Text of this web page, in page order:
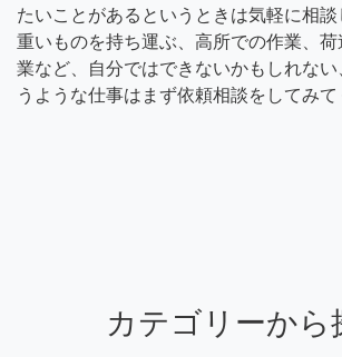
たいことがあるというときは気軽に相談
重いものを持ち運ぶ、高所での作業、
業など、自分ではできないかもしれな
うような仕事はまず依頼相談をしてみて
カテゴリーから